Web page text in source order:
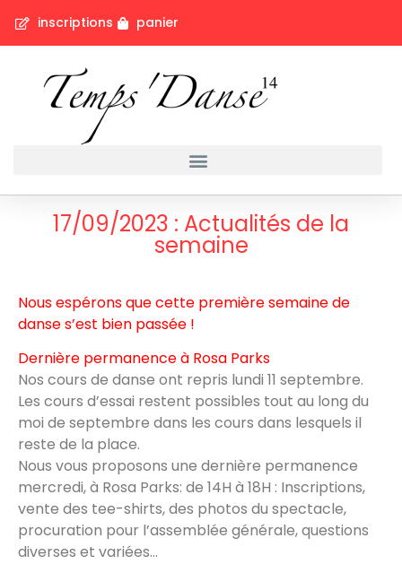
inscriptions panier
17/09/2023 : Actualités de la
semaine
Nous espérons que cette première semaine de
danse s’est bien passée !
Dernière permanence à Rosa Parks
Nos cours de danse ont repris lundi 11 septembre.
Les cours d’essai restent possibles tout au long du
moi de septembre dans les cours dans lesquels il
reste de la place.
Nous vous proposons une dernière permanence
mercredi, à Rosa Parks: de 14H à 18H : Inscriptions,
vente des tee-shirts, des photos du spectacle,
procuration pour l’assemblée générale, questions
diverses et variées…